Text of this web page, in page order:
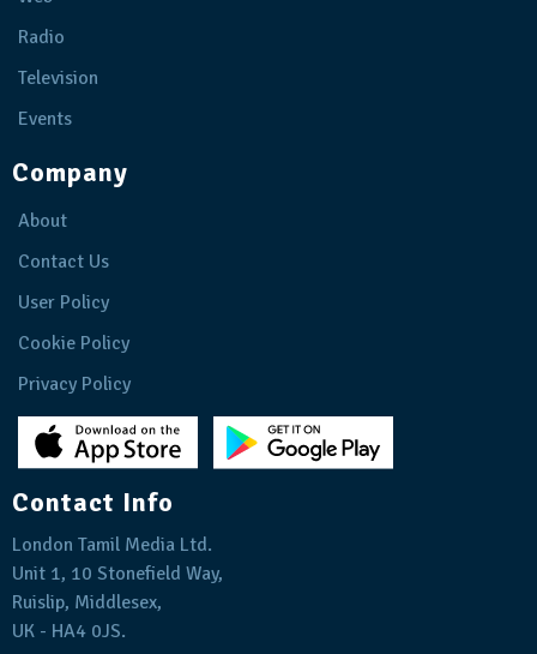
Radio
Television
Events
Company
About
Contact Us
User Policy
Cookie Policy
Privacy Policy
Contact Info
London Tamil Media Ltd.
Unit 1, 10 Stonefield Way,
Ruislip, Middlesex,
UK - HA4 0JS.